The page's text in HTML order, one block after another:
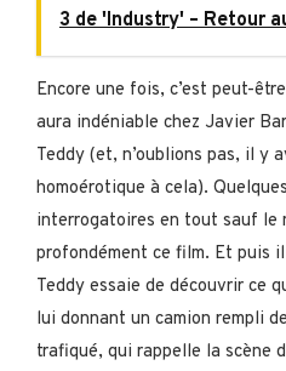
3 de 'Industry' – Retour
Encore une fois, c’est peut-
aura indéniable chez Javier
Teddy (et, n’oublions pas, il y
homoérotique à cela).
interrogatoires en tout sauf le
profondément ce film. Et puis
Teddy essaie de découvrir ce
lui donnant un camion rempli
trafiqué, qui rappelle la scène